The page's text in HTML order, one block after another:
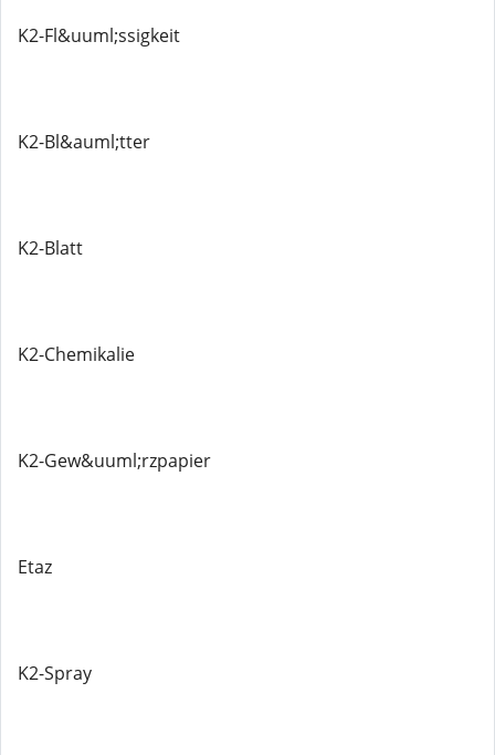
K2-Fl&uuml;ssigkeit
K2-Bl&auml;tter
K2-Blatt
K2-Chemikalie
K2-Gew&uuml;rzpapier
Etaz
K2-Spray